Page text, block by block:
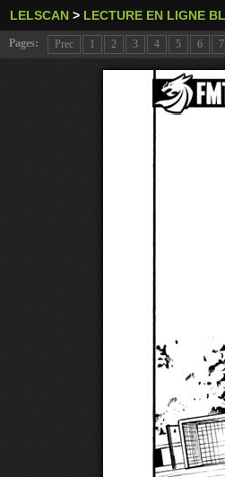
LELSCAN > LECTURE EN LIGNE
Pages: Prec 1 2 3 4 5 6 7